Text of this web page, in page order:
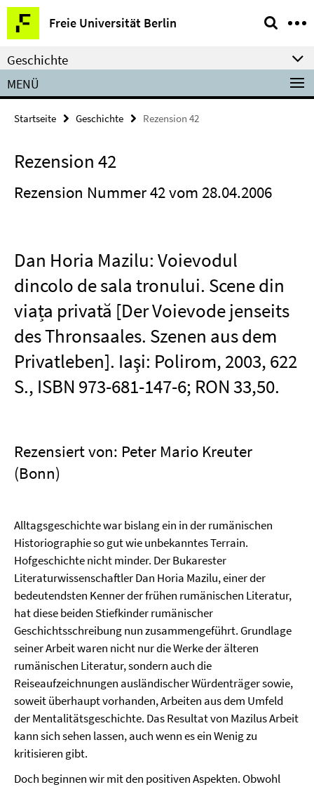
Springe
direkt
zu
Inhalt
Freie Universität Berlin
Service-
Navigation
Geschichte
MENÜ
Startseite Geschichte Rezension 42
Rezension 42
Rezension Nummer 42 vom 28.04.2006
Dan Horia Mazilu: Voievodul
dincolo de sala tronului. Scene din
viața privată [Der Voievode jenseits
des Thronsaales. Szenen aus dem
Privatleben]. Iaşi: Polirom, 2003, 622
S., ISBN 973-681-147-6; RON 33,50.
Rezensiert von: Peter Mario Kreuter
(Bonn)
Alltagsgeschichte war bislang ein in der rumänischen
Historiographie so gut wie unbekanntes Terrain.
Hofgeschichte nicht minder. Der Bukarester
Literaturwissenschaftler Dan Horia Mazilu, einer der
bedeutendsten Kenner der frühen rumänischen Literatur,
hat diese beiden Stiefkinder rumänischer
Geschichtsschreibung nun zusammengeführt. Grundlage
seiner Arbeit waren nicht nur die Werke der älteren
rumänischen Literatur, sondern auch die
Reiseaufzeichnungen ausländischer Würdenträger sowie,
soweit überhaupt vorhanden, Arbeiten aus dem Umfeld
der Mentalitätsgeschichte. Das Resultat von Mazilus Arbeit
kann sich sehen lassen, auch wenn es ein Wenig zu
kritisieren gibt.
Doch beginnen wir mit den positiven Aspekten. Obwohl